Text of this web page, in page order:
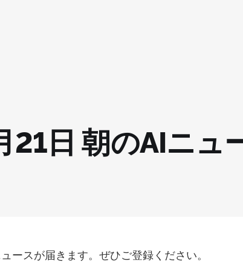
日 朝のAIニュ
ースが届きます。ぜひご登録ください。